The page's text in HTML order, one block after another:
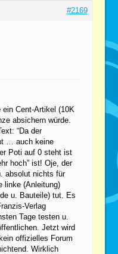
#2169
ein Cent-Artikel (10K
absichern würde.
“Da der
… auch keine
Poti auf 0 steht ist
hoch” ist! Oje, der
absolut nichts für
linke (Anleitung)
u. Bauteile) tut. Es
Verlag
Tage testen u.
Jetzt wird
offizielles Forum
Wirklich